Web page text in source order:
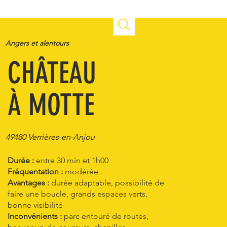
Angers et alentours
CHÂTEAU
À MOTTE
49480 Verrières-en-Anjou
Durée :entre 30 min et 1h00
Fréquentation :modérée
Avantages :durée adaptable, possibilité de
faire une boucle, grands espaces verts,
bonne visibilité
Inconvénients :parc entouré de routes,